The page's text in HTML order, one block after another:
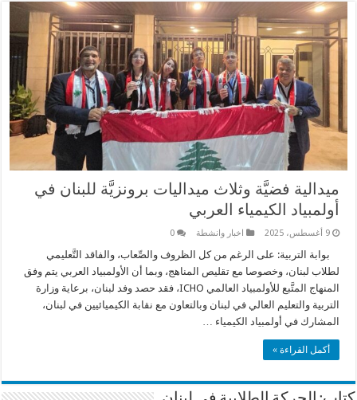
ميدالية فضيَّة وثلاث ميداليات برونزيَّة للبنان في
أولمبياد الكيمياء العربي
9 أغسطس، 2025 اخبار وانشطة 0
بوابة التربية: على الرغم من كل الظروف والصِّعاب، والفاقد التَّعليمي
لطلاب لبنان، وخصوصا مع تقليص المناهج، وبما أن الأولمبياد العربي يتم وفق
المنهاج المتَّبع للأولمبياد العالمي ICHO، فقد حصد وفد لبنان، برعاية وزارة
التربية والتعليم العالي في لبنان وبالتعاون مع نقابة الكيميائيين في لبنان،
المشارك في أولمبياد الكيمياء …
أكمل القراءة »